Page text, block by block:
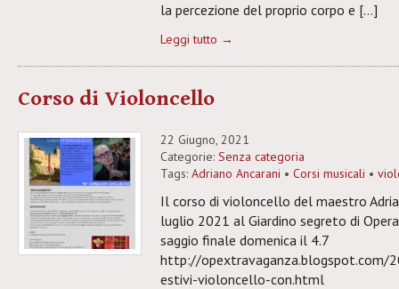
la percezione del proprio corpo e […]
Leggi tutto →
Corso di Violoncello
22 Giugno, 2021
Categorie: Senza categoria
Tags: Adriano Ancarani • Corsi musicali •
Il corso di violoncello del maestro
luglio 2021 al Giardino segreto di
saggio finale domenica il 4.7
http://opextravaganza.blogspot.com/
estivi-violoncello-con.html